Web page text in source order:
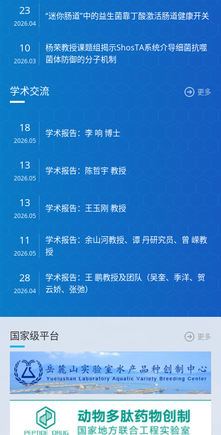
23
2026.04
“迷你肠道”中的益生菌靠丁酸激活肠道健康开关
10
2026.03
杨荣教授课题组揭示ShosTA系统介导细菌抗噬
菌体防御的分子机制
学术交流 更多
18
2026.05
学术报告：李 响 博士
13
2026.05
学术报告：陈哲宇 教授
13
2026.05
学术报告：王玉刚 教授
11
2026.05
学术报告：余山河教授、谭 丹研究员、曾 嵘教
授
28
2026.04
学术报告：王 鹏教授及团队（吴奎、季洋、贺
云娇、张弛）
国家级平台 更多